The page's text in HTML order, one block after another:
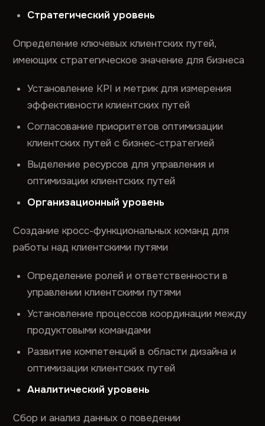
Стратегический уровень
Определение ключевых клиентских путей,
имеющих стратегическое значение для бизнеса
Установление KPI и метрик для измерения
эффективности клиентских путей
Согласование приоритетов оптимизации
клиентских путей с бизнес-стратегией
Выделение ресурсов для управления и
оптимизации клиентских путей
Организационный уровень
Создание кросс-функциональных команд для
работы над клиентскими путями
Определение ролей и ответственности в
управлении клиентскими путями
Установление процессов координации между
продуктовыми командами
Развитие компетенций в области дизайна и
оптимизации клиентских путей
Аналитический уровень
Сбор и анализ данных о поведении